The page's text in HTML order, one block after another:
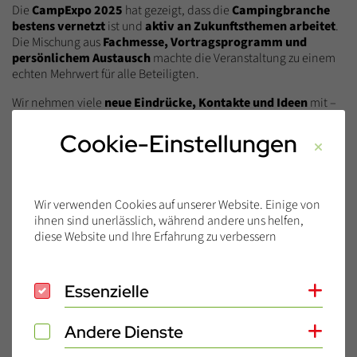
DieCampExpo 2025 hat gezeigt, dass dieCampingbranche
bestens vernetztist undaktiv an Zukunftsthemen arbeitet.
Die Mischung ausFachmesse, Vortragsprogramm und
persönlichem Austauschmachte die Veranstaltung zu einem
echten Mehrwert für alle Beteiligten.
Wir nehmen viele neue Eindrücke, Kontakte und Ideenmit –
Cookie-Einstellungen
Wir verwenden Cookies auf unserer Website. Einige von
ihnen sind unerlässlich, während andere uns helfen,
diese Website und Ihre Erfahrung zu verbessern
Essenzielle
Essenzielle
Andere Dienste
Andere Dienste